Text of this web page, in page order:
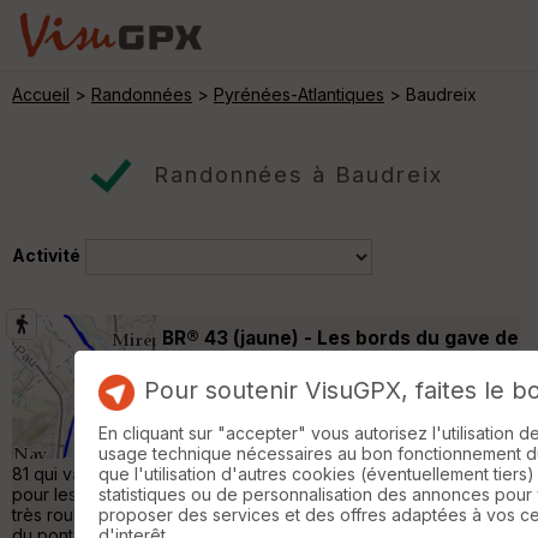
Accueil > Randonnées > Pyrénées-Atlantiques > Baudreix
Randonnées à Baudreix
Activité
BR® 43 (jaune) - Les bords du gave de
Une Balade à Roulettes® proposée par le
CDRP 64 (www.ffrando64.com). La Véloroute
81 qui va de Bayonne à Perpignan constitue une superbe piste
pour les marcheurs et toutes les roulettes. La portion choisie est
très roulante et sécurisée ; elle offre des vues sur les barrages
Pour soutenir VisuGPX, faites le
En cliquant sur "accepter" vous autorisez l'utilisation
usage technique nécessaires au bon fonctionnement
que l'utilisation d'autres cookies (éventuellement
statistiques ou de personnalisation des annonces pour
proposer des services et des offres adaptées à vos